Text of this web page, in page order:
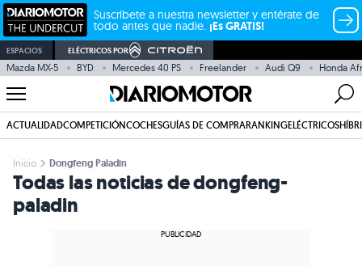
Suscríbete a nuestra newsletter y entérate de
todo antes que nadie. ¡Es GRATIS!
ESPACIOS ELÉCTRICOS POR
Mazda MX-5 BYD Mercedes 40 PS Freelander Audi Q9 Honda
ACTUALIDADCOMPETICIÓNCOCHESGUÍAS DE COMPRARANKINGELÉCTRICOS
Inicio Dongfeng Paladin
Todas las noticias de dongfeng-
paladin